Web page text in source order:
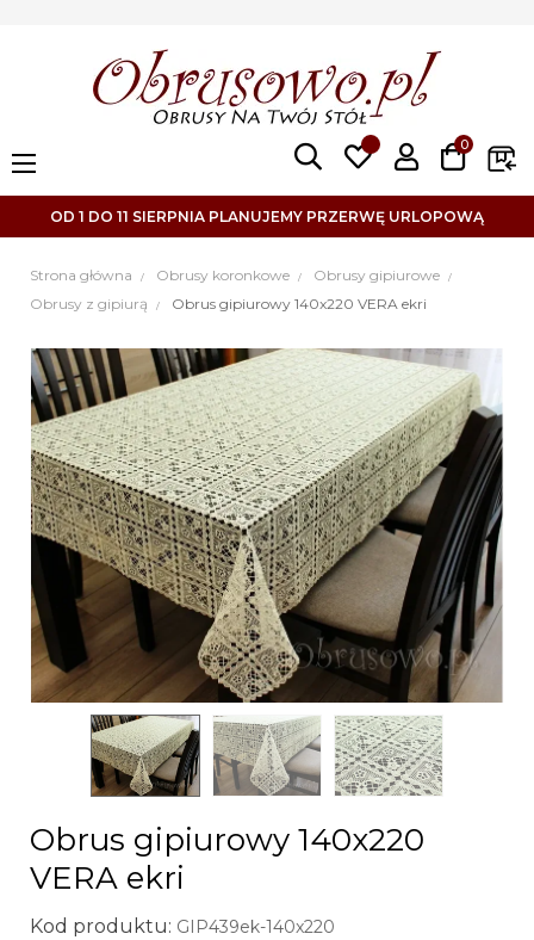
0
Toggle
navigation
☰
OD 1 DO 11 SIERPNIA PLANUJEMY PRZERWĘ URLOPOWĄ
Strona główna Obrusy koronkowe
Obrusy gipiurowe
Obrusy z gipiurą
Obrus gipiurowy 140x220 VERA ekri
Obrus gipiurowy 140x220
VERA ekri
Kod produktu: GIP439ek-140x220